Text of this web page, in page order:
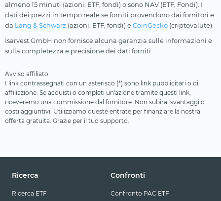
almeno 15 minuti (azioni, ETF, fondi) o sono NAV (ETF, Fondi). I
dati dei prezzi in tempo reale se forniti provendono dai fornitori e
da Lang & Schwarz (azioni, ETF, fondi) eCoinGecko (criptovalute).
Isarvest GmbH non fornisce alcuna garanzia sulle informazioni e
sulla completezza e precisione dei dati forniti.
Avviso affiliato
I link contrassegnati con un asterisco (*) sono link pubblicitari o di
affiliazione. Se acquisti o completi un'azione tramite questi link,
riceveremo una commissione dal fornitore. Non subirai svantaggi o
costi aggiuntivi. Utilizziamo queste entrate per finanziare la nostra
offerta gratuita. Grazie per il tuo supporto.
Ricerca
Ricerca ETF
Confronti
Confronto PAC ETF